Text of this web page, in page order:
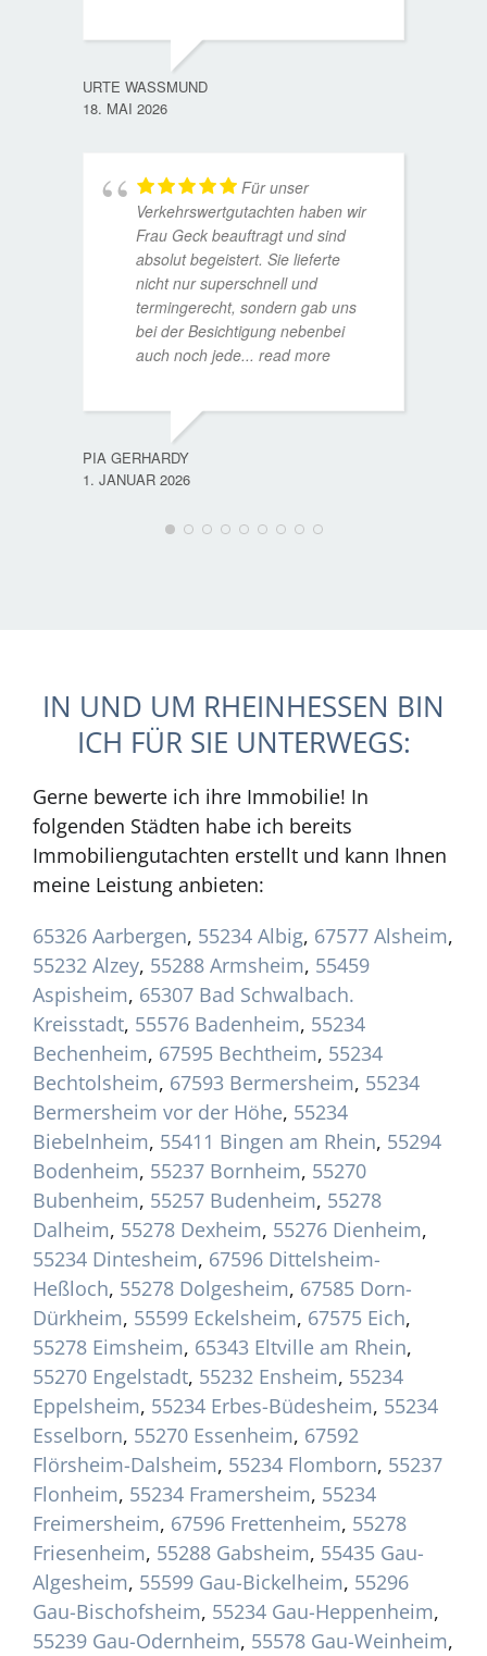
URTE WASSMUND
18. MAI 2026
Für unser
Verkehrswertgutachten haben wir
Frau Geck beauftragt und sind
absolut begeistert. Sie lieferte
nicht nur superschnell und
termingerecht, sondern gab uns
bei der Besichtigung nebenbei
auch noch jede... read more
PIA GERHARDY
1. JANUAR 2026
IN UND UM RHEINHESSEN BIN
ICH FÜR SIE UNTERWEGS:
Gerne bewerte ich ihre Immobilie! In
folgenden Städten habe ich bereits
Immobiliengutachten erstellt und kann Ihnen
meine Leistung anbieten:
65326 Aarbergen, 55234 Albig, 67577 Alsheim,
55232 Alzey, 55288 Armsheim, 55459
Aspisheim, 65307 Bad Schwalbach.
Kreisstadt, 55576 Badenheim, 55234
Bechenheim, 67595 Bechtheim, 55234
Bechtolsheim, 67593 Bermersheim, 55234
Bermersheim vor der Höhe, 55234
Biebelnheim, 55411 Bingen am Rhein, 55294
Bodenheim, 55237 Bornheim, 55270
Bubenheim, 55257 Budenheim, 55278
Dalheim, 55278 Dexheim, 55276 Dienheim,
55234 Dintesheim, 67596 Dittelsheim-
Heßloch, 55278 Dolgesheim, 67585 Dorn-
Dürkheim, 55599 Eckelsheim, 67575 Eich,
55278 Eimsheim, 65343 Eltville am Rhein,
55270 Engelstadt, 55232 Ensheim, 55234
Eppelsheim, 55234 Erbes-Büdesheim, 55234
Esselborn, 55270 Essenheim, 67592
Flörsheim-Dalsheim, 55234 Flomborn, 55237
Flonheim, 55234 Framersheim, 55234
Freimersheim, 67596 Frettenheim, 55278
Friesenheim, 55288 Gabsheim, 55435 Gau-
Algesheim, 55599 Gau-Bickelheim, 55296
Gau-Bischofsheim, 55234 Gau-Heppenheim,
55239 Gau-Odernheim, 55578 Gau-Weinheim,